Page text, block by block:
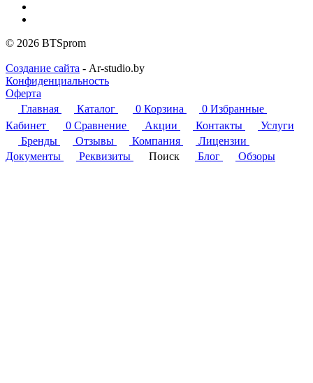
© 2026 BTSprom
Создание сайта - Ar-studio.by
Конфиденциальность
Оферта
Главная
Каталог 0 Корзина 0 Избранные
Кабинет
0 Сравнение Акции Контакты
Услуги
Бренды
Отзывы Компания
Лицензии
Документы
Реквизиты Поиск Блог Обзоры